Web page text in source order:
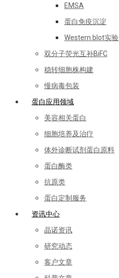
EMSA
蛋白免疫沉淀
Western blot实验
双分子荧光互补BiFC
稳转细胞株构建
慢病毒包装
蛋白应用领域
美容相关蛋白
细胞培养及治疗
体外诊断试剂蛋白原料
蛋白酶类
抗原类
蛋白定制服务
资讯中心
晶诺资讯
研究动态
客户文章